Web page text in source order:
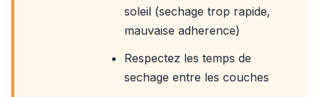
soleil (sechage trop rapide,
mauvaise adherence)
Respectez les temps de
sechage entre les couches